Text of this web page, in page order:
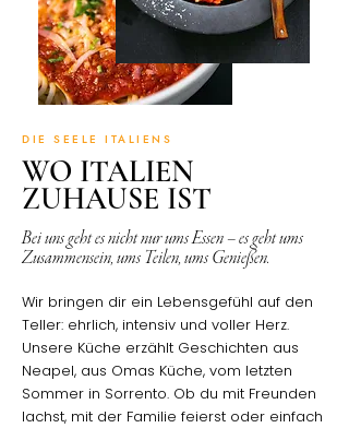
DIE SEELE ITALIENS
WO ITALIEN
ZUHAUSE IST
Bei uns geht es nicht nur ums Essen – es geht ums
Zusammensein, ums Teilen, ums Genießen.
Wir bringen dir ein Lebensgefühl auf den
Teller: ehrlich, intensiv und voller Herz.
Unsere Küche erzählt Geschichten aus
Neapel, aus Omas Küche, vom letzten
Sommer in Sorrento. Ob du mit Freunden
lachst, mit der Familie feierst oder einfach